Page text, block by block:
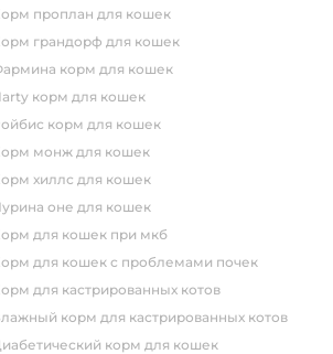
корм проплан для кошек
корм грандорф для кошек
фармина корм для кошек
harty корм для кошек
ройбис корм для кошек
корм монж для кошек
корм хиллс для кошек
пурина оне для кошек
корм для кошек при мкб
корм для кошек с проблемами почек
Корм для кастрированных котов
влажный корм для кастрированных котов
диабетический корм для кошек